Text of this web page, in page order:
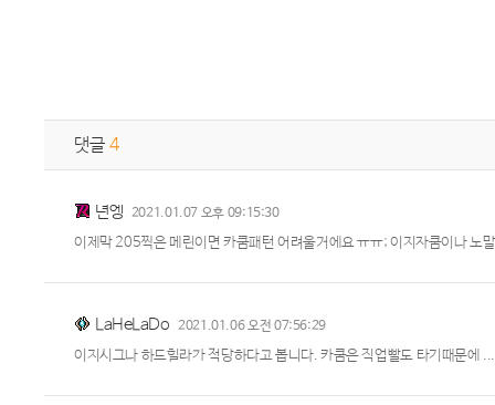
댓글 4
년엥 2021.01.07 오후 09:15:30
이제막 205찍은 메린이면 카쿰패턴 어려울거에요 ㅠㅠ; 이지자쿰이나 노
LaHeLaDo 2021.01.06 오전 07:56:29
이지시그나 하드힐라가 적당하다고 봅니다. 카쿰은 직업빨도 타기때문에 ...